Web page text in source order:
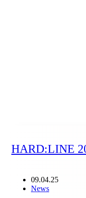
HARD:LINE
09.04.25
News